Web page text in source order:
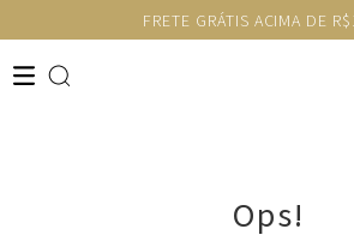
FRETE GRÁTIS ACIMA DE
Ops!